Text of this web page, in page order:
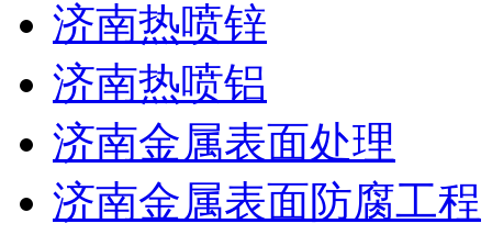
济南热喷锌
济南热喷铝
济南金属表面处理
济南金属表面防腐工程